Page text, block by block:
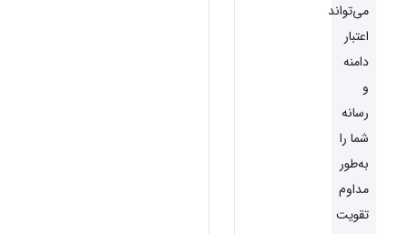
می‌تواند
اعتبار
دامنه
و
رسانه
شما را
به‌طور
مداوم
تقویت